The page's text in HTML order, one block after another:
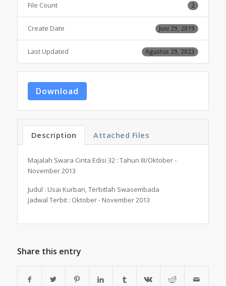
File Count 2
Create Date Juni 29, 2019
Last Updated Agustus 29, 2023
Download
Description Attached Files
Majalah Swara Cinta Edisi 32 : Tahun III/Oktober -
November 2013
Judul : Usai Kurban, Terbitlah Swasembada
Jadwal Terbit : Oktober - November 2013
Share this entry